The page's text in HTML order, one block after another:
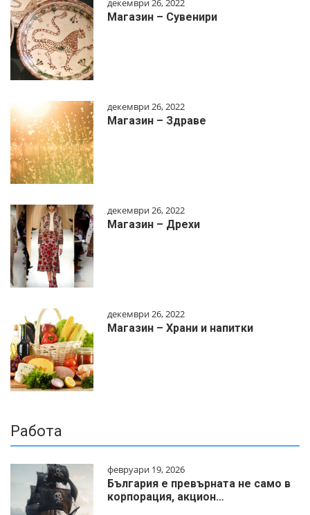
декември 26, 2022
Магазин – Сувенири
декември 26, 2022
Магазин – Здраве
декември 26, 2022
Магазин – Дрехи
декември 26, 2022
Магазин – Храни и напитки
Работа
февруари 19, 2026
България е превърната не само в
корпорация, акцион…